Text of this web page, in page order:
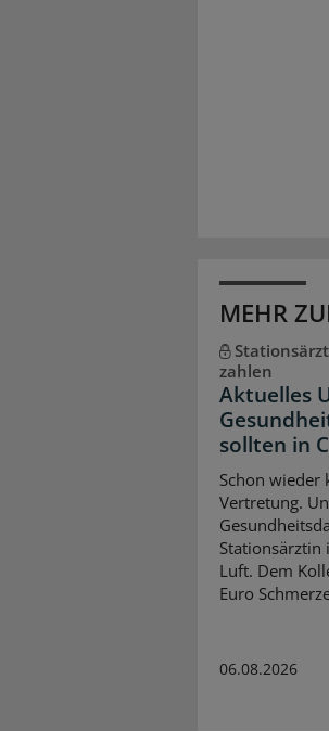
MEHR
zahlen
Aktuelles
sollten in
Schon wieder
Vertretung.
Stationsärztin
Luft. Dem
Euro
06.08.2026